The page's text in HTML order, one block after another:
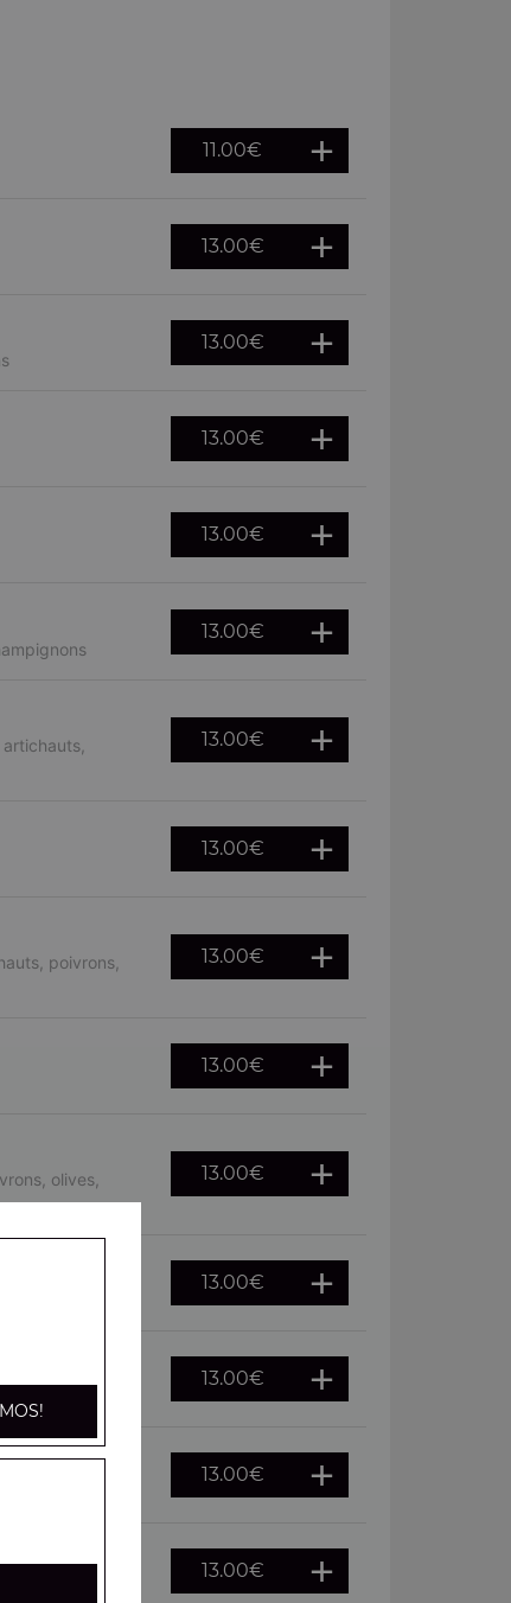
11.00€
13.00€
13.00€
13.00€
13.00€
13.00€
13.00€
13.00€
poivrons,
13.00€
13.00€
olives,
13.00€
13.00€
13.00€
13.00€
13.00€